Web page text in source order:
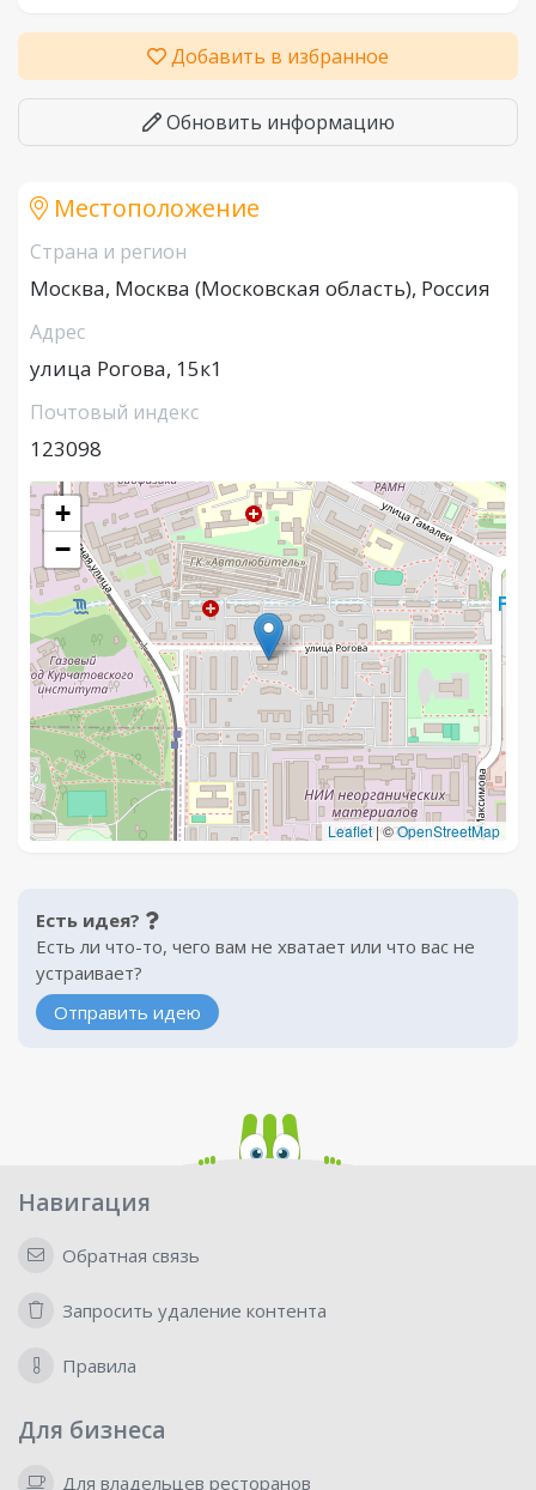
Добавить в избранное
Обновить информацию
Местоположение
Страна и регион
Москва, Москва (Московская область), Россия
Адрес
улица Рогова, 15к1
Почтовый индекс
123098
+
−
Leaflet |©OpenStreetMap
Есть идея?
Есть ли что-то, чего вам не хватает или что вас не
устраивает?
Отправить идею
Навигация
Обратная связь
Запросить удаление контента
Правила
Для бизнеса
Для владельцев ресторанов